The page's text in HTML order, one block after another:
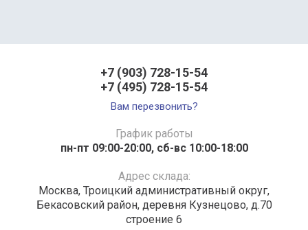
+7 (903) 728-15-54
+7 (495) 728-15-54
Вам перезвонить?
График работы
пн-пт 09:00-20:00, сб-вс 10:00-18:00
Адрес склада:
Москва, Троицкий административный округ,
Бекасовский район, деревня Кузнецово, д.70
строение 6